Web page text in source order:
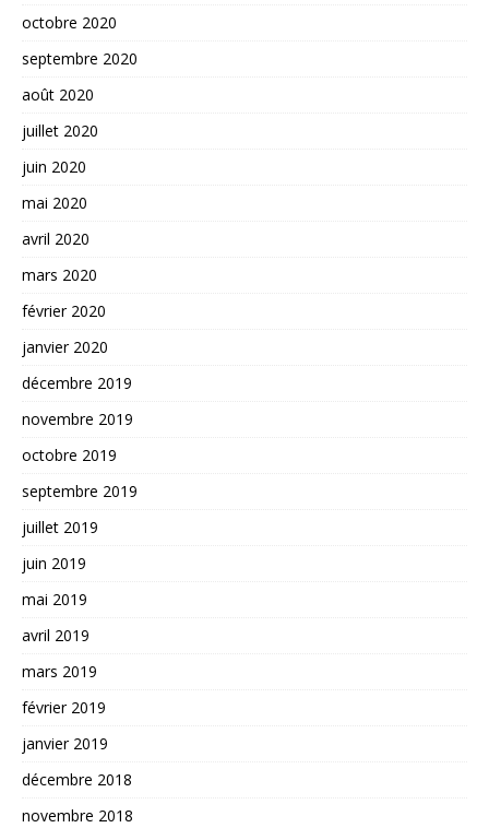
octobre 2020
septembre 2020
août 2020
juillet 2020
juin 2020
mai 2020
avril 2020
mars 2020
février 2020
janvier 2020
décembre 2019
novembre 2019
octobre 2019
septembre 2019
juillet 2019
juin 2019
mai 2019
avril 2019
mars 2019
février 2019
janvier 2019
décembre 2018
novembre 2018